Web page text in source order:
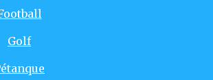
Golf